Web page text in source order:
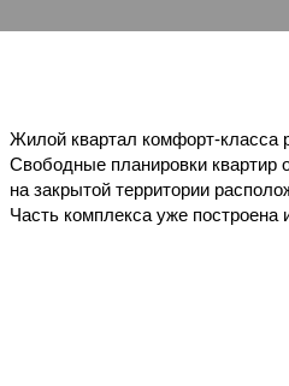
Жилой квартал комфорт-класса
Свободные планировки квартир
на закрытой территории
Часть комплекса уже построена